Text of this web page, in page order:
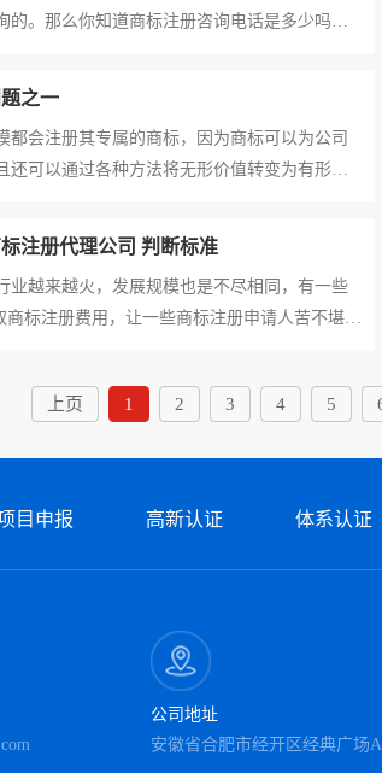
的。那么你知道商标注册咨询电话是多少吗，
注册咨询。 我们专业的商标注册服务公
之一
会注册其专属的商标，因为商标可以为公司
还可以通过各种方法将无形价值转变为有形的
今天问明途要跟大家说的便是注册香港商标的
注册代理公司 判断标准
越来越火，发展规模也是不尽相同，有一些
商标注册费用，让一些商标注册申请人苦不堪
上页 1 2 3 4 5
目申报 高新认证 体系认证
公司地址
安徽省合肥市经开区经典广场